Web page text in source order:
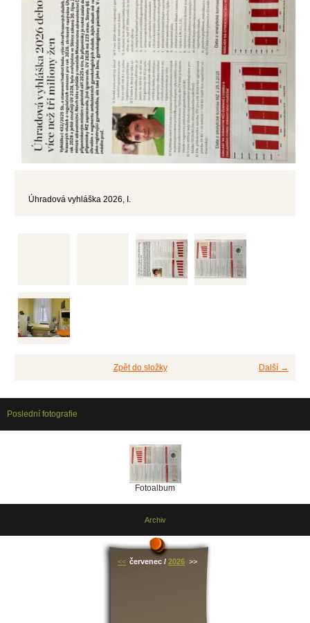
Úhradová vyhláška 2026, I.
Další →
Zpět do složky
Poslední fotografie
Fotoalbum
Archiv
<< červenec / 2026 >>